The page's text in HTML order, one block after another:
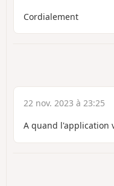
Cordialement
22 nov. 2023 à 23:25
A quand l'application